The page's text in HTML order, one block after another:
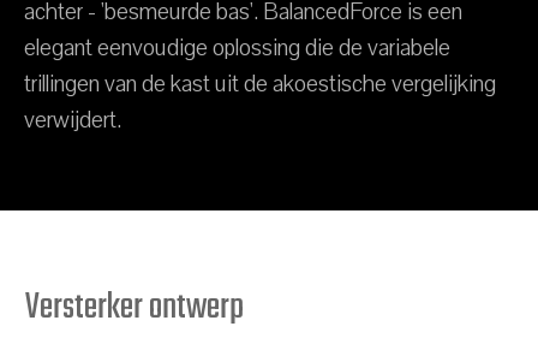
achter - 'besmeurde bas'. BalancedForce is een
elegant eenvoudige oplossing die de variabele
trillingen van de kast uit de akoestische vergelijking
verwijdert.
Versterker ontwerp